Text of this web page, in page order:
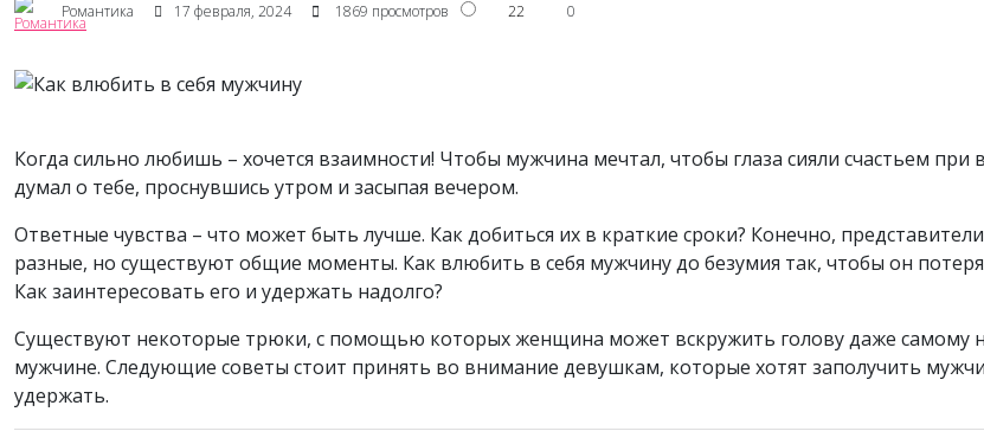
Романтика 17 февраля, 2024 1869 просмотров 22 0
Когда сильно любишь – хочется взаимности! Чтобы мужчина мечтал, чтобы глаза сияли счастьем при
думал о тебе, проснувшись утром и засыпая вечером.
Ответные чувства – что может быть лучше. Как добиться их в краткие сроки? Конечно,
разные, но существуют общие моменты. Как влюбить в себя мужчину до безумия так, чтобы он
Как заинтересовать его и удержать надолго?
Существуют некоторые трюки, с помощью которых женщина может вскружить голову даже самому
мужчине. Следующие советы стоит принять во внимание девушкам, которые хотят заполучить
удержать.